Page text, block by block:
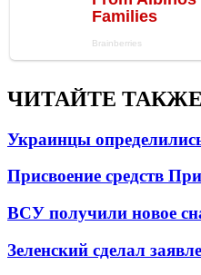
ЧИТАЙТЕ ТАКЖЕ
Украинцы
Присвоение средств
ВСУ получили новое
Зеленский сделал